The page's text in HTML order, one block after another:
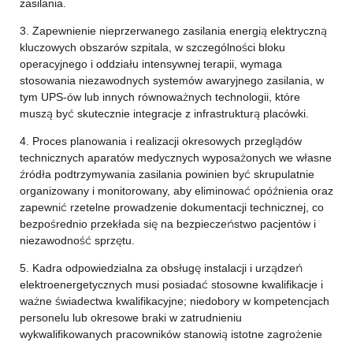
zasilania.
3. Zapewnienie nieprzerwanego zasilania energią elektryczną
kluczowych obszarów szpitala, w szczególności bloku
operacyjnego i oddziału intensywnej terapii, wymaga
stosowania niezawodnych systemów awaryjnego zasilania, w
tym UPS-ów lub innych równoważnych technologii, które
muszą być skutecznie integracje z infrastrukturą placówki.
4. Proces planowania i realizacji okresowych przeglądów
technicznych aparatów medycznych wyposażonych we własne
źródła podtrzymywania zasilania powinien być skrupulatnie
organizowany i monitorowany, aby eliminować opóźnienia oraz
zapewnić rzetelne prowadzenie dokumentacji technicznej, co
bezpośrednio przekłada się na bezpieczeństwo pacjentów i
niezawodność sprzętu.
5. Kadra odpowiedzialna za obsługę instalacji i urządzeń
elektroenergetycznych musi posiadać stosowne kwalifikacje i
ważne świadectwa kwalifikacyjne; niedobory w kompetencjach
personelu lub okresowe braki w zatrudnieniu
wykwalifikowanych pracowników stanowią istotne zagrożenie